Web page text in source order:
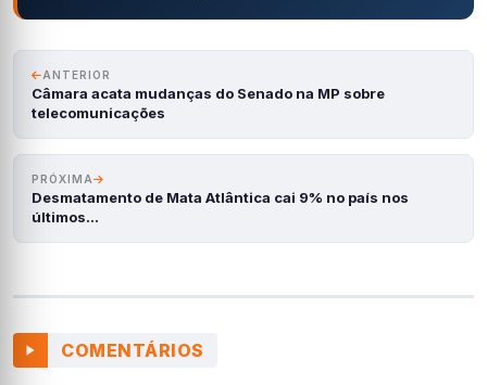
ANTERIOR
Câmara acata mudanças do Senado na MP sobre
telecomunicações
PRÓXIMA
Desmatamento de Mata Atlântica cai 9% no país nos
últimos…
COMENTÁRIOS